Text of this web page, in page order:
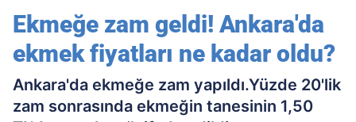
Ekmeğe zam geldi! Ankara'da
ekmek fiyatları ne kadar oldu?
Ankara'da ekmeğe zam yapıldı.Yüzde 20'lik
zam sonrasında ekmeğin tanesinin 1,50